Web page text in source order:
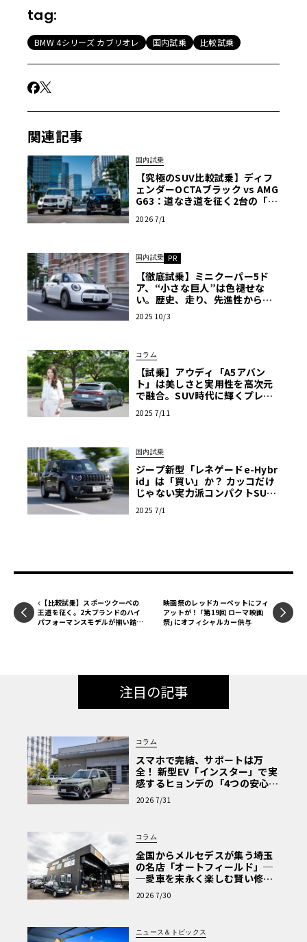
tag:
BMW 4シリーズ カブリオレ 国内試乗 比較試乗
関連記事
国内試乗
【究極のSUV比較試乗】ディフ
ェンダーOCTAブラック vs AMG
G63：道なき道を征く2台の「対
2026 7/1
国内試乗 PR
【徹底試乗】ミニクーパー5ド
ア、“小さな巨人”は色褪せな
い。歴史、走り、先進性から解
剖【PR】
2025 10/3
コラム
【試乗】アウディ「A5アバン
ト」は美しさと実用性を高次元
で融合。SUV時代に輝くプレミ
輸入車デビューへの道】
2025 7/11
国内試乗
ジープ新型「レネゲードe-Hybr
id」は「買い」か？ カッコだけ
じゃない実力派コンパクトSUV
2025 7/1
【比較試乗】スポーツクーペの
王道を征く。2大ブランドのハイ
パフォーマンスモデルが揃い踏
映画祭のレッドカーペットにフィ
アットが！ ｢第19回 ローマ映画
祭｣にオフィシャルカー供与
注目の記事
コラム
スマホで完結、サポートは万
全！ 新型EV「インスター」で実
感するヒョンデの「4つの安心」
【第1回・ヒョンデ6つの疑問：
Why? Hyundai?】〈PR〉
2026 7/31
コラム
全国からメルセデスが集う埼玉
の名店「オートフィールド」─
─愛車を末永く楽しむ賢い修理
術と、プロがフックス製オイル
を選ぶ理由〈PR〉
2026 7/30
ニュース＆トピックス